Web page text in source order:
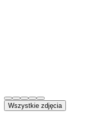
Wszystkie zdjęcia